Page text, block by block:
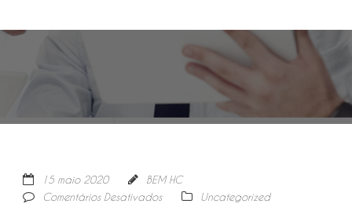
15 maio 2020
BEM HC
Comentários Desativados
Uncategorized